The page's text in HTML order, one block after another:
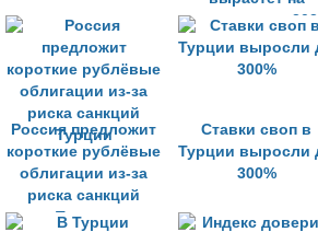
столько же в
Россия предложит
короткие рублёвые
облигации из-за
риска санкций
Турции
Ставки своп в
Турции выросли
300%